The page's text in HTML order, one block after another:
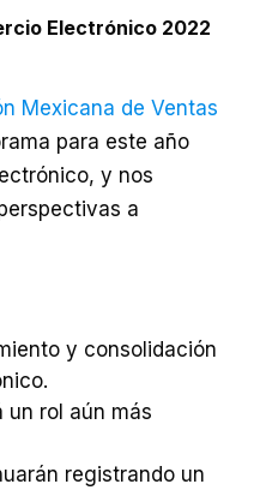
Electrónico 2022
Mexicana de Ventas
para este año
y nos
a
y consolidación
un rol aún más
registrando un